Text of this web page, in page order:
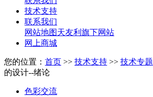
技术支持
联系我们
网站地图天友利旗下网站
网上商城
您的位置： 首页 >> 技术支持 >> 技术专题
的设计--绪论
色彩交流